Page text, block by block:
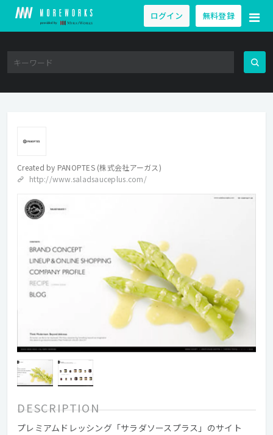
ログイン 無料登録
Created by PANOPTES (株式会社アーガス)
http://www.saladsauceplus.com/
DESCRIPTION
プレミアムドレッシング「サラダソースプラス」のサイト